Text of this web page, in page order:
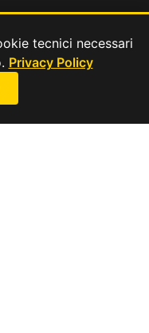
tecnici necessari
Privacy Policy